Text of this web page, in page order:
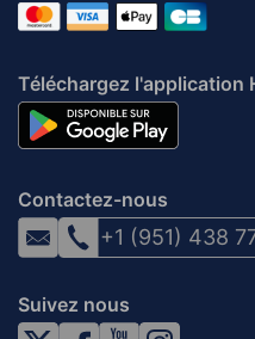
Téléchargez l'application
Contactez-nous
+1 (951) 438
Suivez nous